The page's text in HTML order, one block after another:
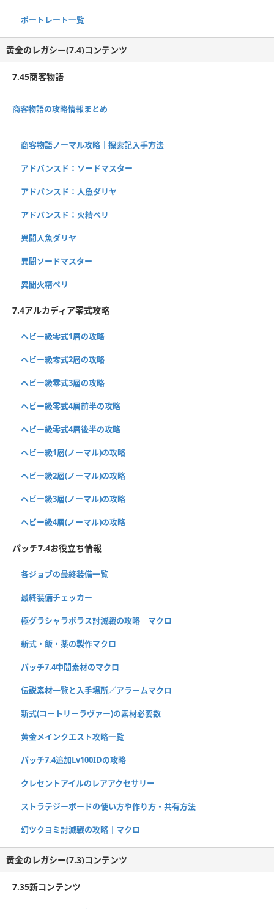
ポートレート一覧
黄金のレガシー(7.4)コンテンツ
7.45商客物語
商客物語の攻略情報まとめ
商客物語ノーマル攻略｜探索記入手方法
アドバンスド：ソードマスター
アドバンスド：人魚ダリヤ
アドバンスド：火精ペリ
異聞人魚ダリヤ
異聞ソードマスター
異聞火精ペリ
7.4アルカディア零式攻略
ヘビー級零式1層の攻略
ヘビー級零式2層の攻略
ヘビー級零式3層の攻略
ヘビー級零式4層前半の攻略
ヘビー級零式4層後半の攻略
ヘビー級1層(ノーマル)の攻略
ヘビー級2層(ノーマル)の攻略
ヘビー級3層(ノーマル)の攻略
ヘビー級4層(ノーマル)の攻略
パッチ7.4お役立ち情報
各ジョブの最終装備一覧
最終装備チェッカー
極グラシャラボラス討滅戦の攻略｜マクロ
新式・飯・薬の製作マクロ
パッチ7.4中間素材のマクロ
伝説素材一覧と入手場所／アラームマクロ
新式(コートリーラヴァー)の素材必要数
黄金メインクエスト攻略一覧
パッチ7.4追加Lv100IDの攻略
クレセントアイルのレアアクセサリー
ストラテジーボードの使い方や作り方・共有方法
幻ツクヨミ討滅戦の攻略｜マクロ
黄金のレガシー(7.3)コンテンツ
7.35新コンテンツ